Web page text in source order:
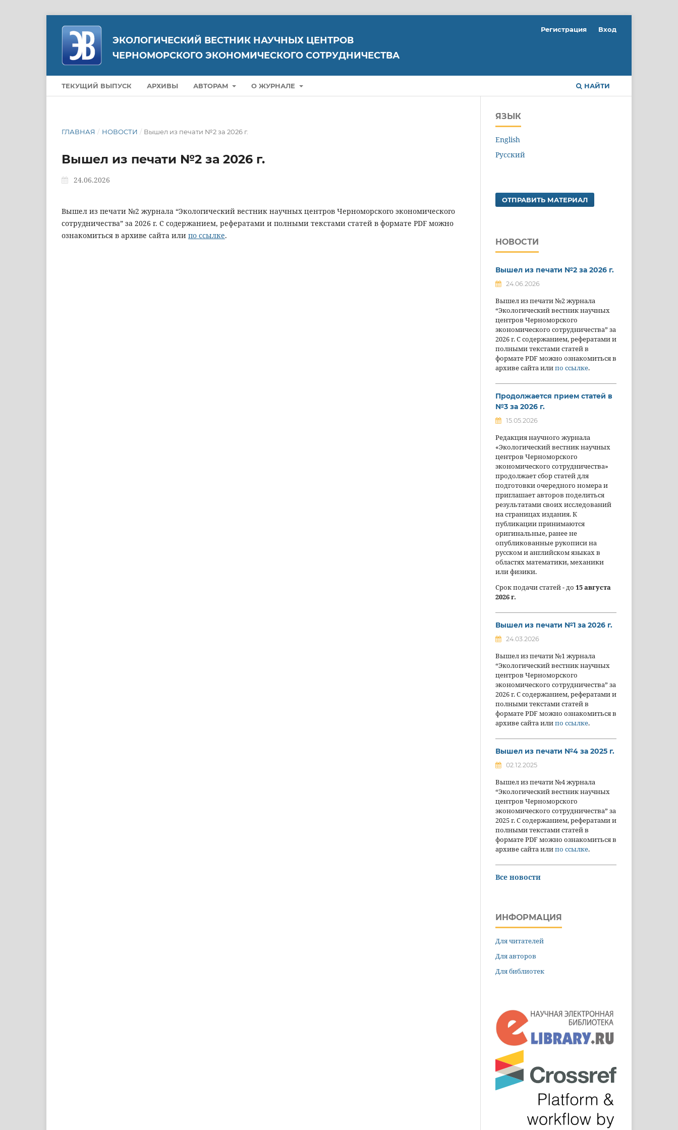
ЭКОЛОГИЧЕСКИЙ ВЕСТНИК НАУЧНЫХ ЦЕНТРОВ
ЧЕРНОМОРСКОГО ЭКОНОМИЧЕСКОГО СОТРУДНИЧЕСТВА
ТЕКУЩИЙ ВЫПУСК АРХИВЫ АВТОРАМ О ЖУРНАЛЕ НАЙТИ
Регистрация Вход
ГЛАВНАЯ / НОВОСТИ / Вышел из печати №2 за 2026 г.
Вышел из печати №2 за 2026 г.
24.06.2026
Вышел из печати №2 журнала “Экологический вестник научных центров Черноморского экономического
сотрудничества” за 2026 г. С содержанием, рефератами и полными текстами статей в формате PDF можно
ознакомиться в архиве сайта или по ссылке.
ЯЗЫК
English
Русский
ОТПРАВИТЬ МАТЕРИАЛ
НОВОСТИ
Вышел из печати №2 за 2026 г.
24.06.2026
Вышел из печати №2 журнала
“Экологический вестник научных
центров Черноморского
экономического сотрудничества” за
2026 г. С содержанием, рефератами и
полными текстами статей в
формате PDF можно ознакомиться в
архиве сайта илипо ссылке.
Продолжается прием статей в
№3 за 2026 г.
15.05.2026
Редакция научного журнала
«Экологический вестник научных
центров Черноморского
экономического сотрудничества»
продолжает сбор статей для
подготовки очередного номера и
приглашает авторов поделиться
результатами своих исследований
на страницах издания. К
публикации принимаются
оригинальные, ранее не
опубликованные рукописи на
русском и английском языках в
областях математики, механики
или физики.
Срок подачи статей - до 15 августа
2026 г.
Вышел из печати №1 за 2026 г.
24.03.2026
Вышел из печати №1 журнала
“Экологический вестник научных
центров Черноморского
экономического сотрудничества” за
2026 г. С содержанием, рефератами и
полными текстами статей в
формате PDF можно ознакомиться в
архиве сайта илипо ссылке.
Вышел из печати №4 за 2025 г.
02.12.2025
Вышел из печати №4 журнала
“Экологический вестник научных
центров Черноморского
экономического сотрудничества” за
2025 г. С содержанием, рефератами и
полными текстами статей в
формате PDF можно ознакомиться в
архиве сайта илипо ссылке.
Все новости
ИНФОРМАЦИЯ
Для читателей
Для авторов
Для библиотек